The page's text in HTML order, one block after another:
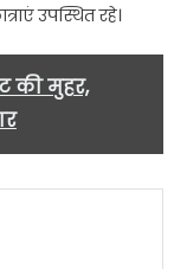
उपस्थित रहे।
की मुहर,